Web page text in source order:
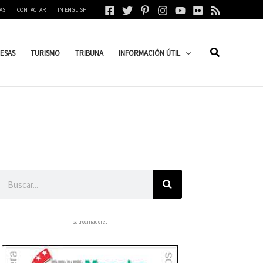
CONTACTAR IN ENGLISH
TURISMO TRIBUNA INFORMACIÓN ÚTIL
– patrocinadores –